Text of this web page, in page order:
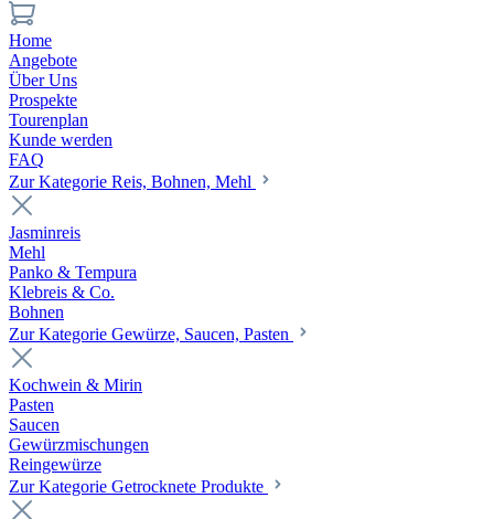
Home
Angebote
Über Uns
Prospekte
Tourenplan
Kunde werden
FAQ
Zur Kategorie Reis, Bohnen, Mehl
Jasminreis
Mehl
Panko & Tempura
Klebreis & Co.
Bohnen
Zur Kategorie Gewürze, Saucen, Pasten
Kochwein & Mirin
Pasten
Saucen
Gewürzmischungen
Reingewürze
Zur Kategorie Getrocknete Produkte